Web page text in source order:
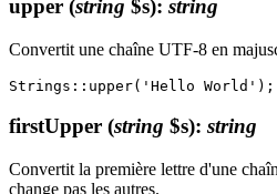
upper (string $s): string
Convertit une chaîne UTF-8 en
firstUpper (string $s): string
Convertit la première lettre d'une
change pas les autres.